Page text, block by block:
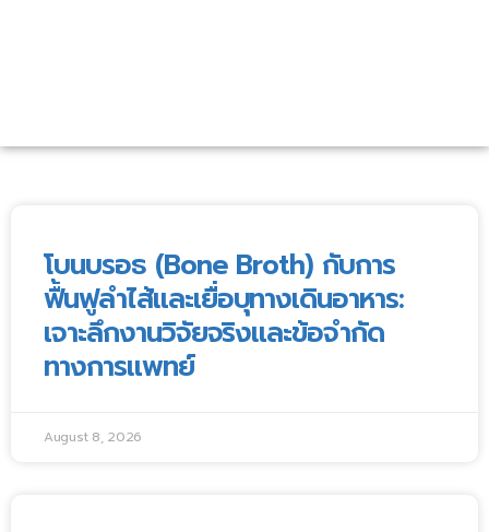
โบนบรอธ (Bone Broth) กับการ
ฟื้นฟูลำไส้และเยื่อบุทางเดินอาหาร:
เจาะลึกงานวิจัยจริงและข้อจำกัด
ทางการแพทย์
August 8, 2026